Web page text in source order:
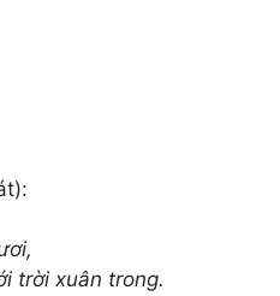
trời xuân trong.